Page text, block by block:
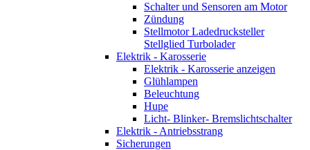
Schalter und Sensoren am Motor
Zündung
Stellmotor Ladedrucksteller
Stellglied Turbolader
Elektrik - Karosserie
Elektrik - Karosserie anzeigen
Glühlampen
Beleuchtung
Hupe
Licht- Blinker- Bremslichtschalter
Elektrik - Antriebsstrang
Sicherungen